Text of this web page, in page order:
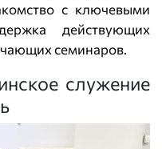
с ключевыми
действующих
семинаров.
служение